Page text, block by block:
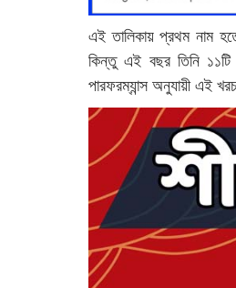
এই তালিকায় প্রথম নাম
কিন্তু এই বছর তিনি
পারফরম্যান্স অনুযায়ী এই